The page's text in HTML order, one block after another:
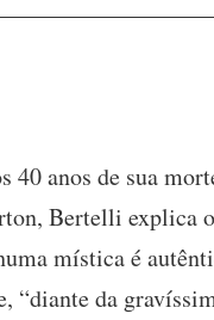
anos de sua
Bertelli explica
mística é
“diante da